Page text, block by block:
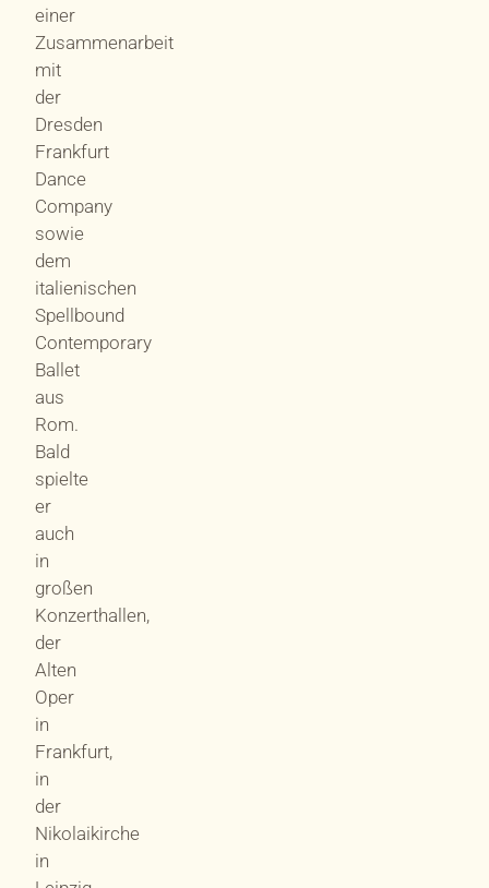
einer
Zusammenarbeit
mit
der
Dresden
Frankfurt
Dance
Company
sowie
dem
italienischen
Spellbound
Contemporary
Ballet
aus
Rom.
Bald
spielte
er
auch
in
großen
Konzerthallen,
der
Alten
Oper
in
Frankfurt,
in
der
Nikolaikirche
in